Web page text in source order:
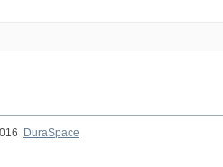
DuraSpace